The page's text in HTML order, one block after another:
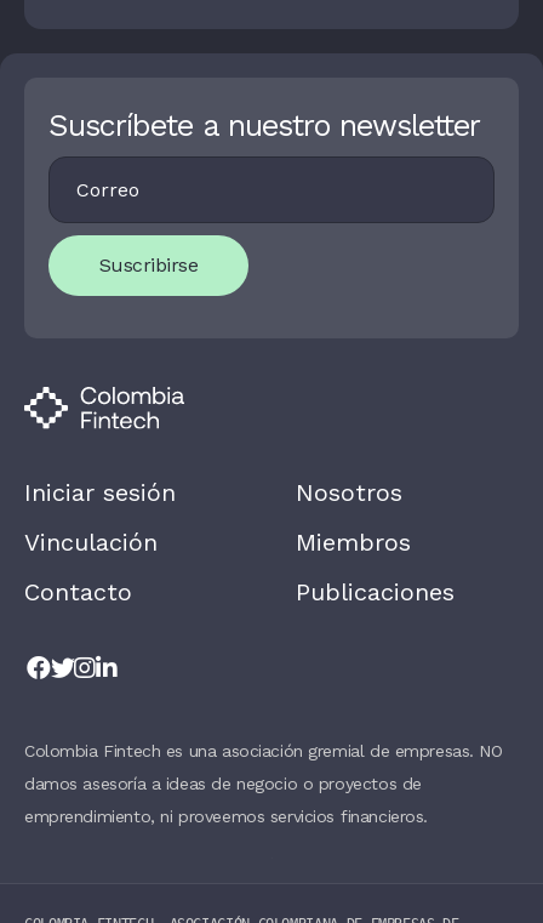
Suscríbete a nuestro newsletter
Footer
Newsletter
Suscribirse
I
O
U
A
R
N
,
V
H
S
L
A
K
Iniciar sesión
Vinculación
Contacto
Nosotros
Miembros
Publicaciones
Colombia Fintech es una asociación gremial de empresas. NO
damos asesoría a ideas de negocio o proyectos de
emprendimiento, ni proveemos servicios financieros.